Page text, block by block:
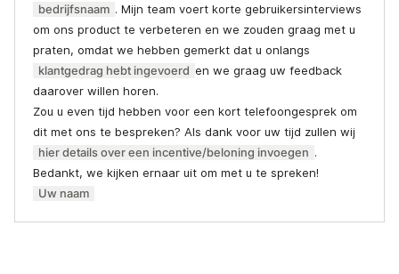
bedrijfsnaam . Mijn team voert korte gebruikersinterviews
om ons product te verbeteren en we zouden graag met u
praten, omdat we hebben gemerkt dat u onlangs
klantgedrag hebt ingevoerd en we graag uw feedback
daarover willen horen.
Zou u even tijd hebben voor een kort telefoongesprek om
dit met ons te bespreken? Als dank voor uw tijd zullen wij
hier details over een incentive/beloning invoegen .
Bedankt, we kijken ernaar uit om met u te spreken!
Uw naam